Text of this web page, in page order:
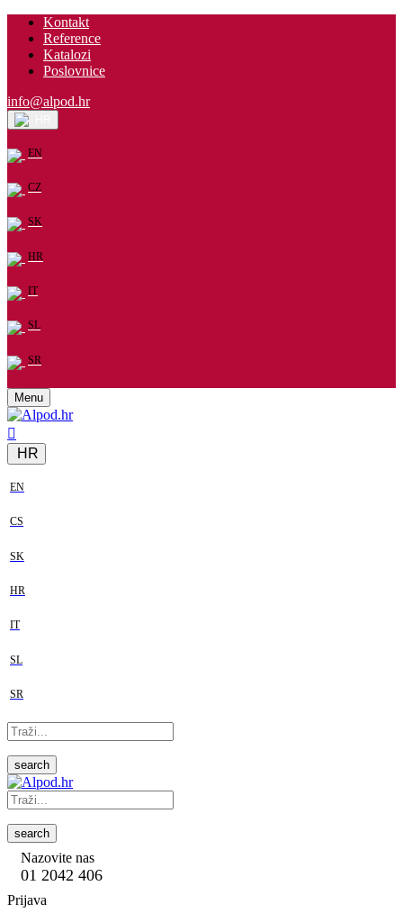
Kontakt
Reference
Katalozi
Poslovnice
info@alpod.hr
EN
CZ
SK
HR
IT
SL
SR
Menu
HR
EN
CS
SK
HR
IT
SL
SR
search
search
Nazovite nas
01 2042 406
Prijava